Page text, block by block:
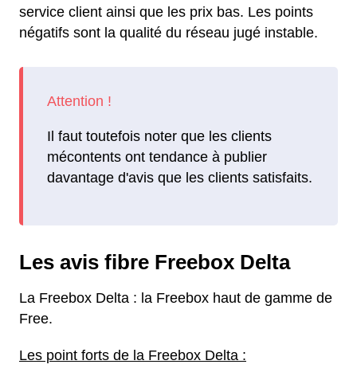
service client ainsi que les prix bas. Les points
négatifs sont la qualité du réseau jugé instable.
Il faut toutefois noter que les clients
mécontents ont tendance à publier
davantage d'avis que les clients satisfaits.
Les avis fibre Freebox Delta
La Freebox Delta : la Freebox haut de gamme de
Free.
Les point forts de la Freebox Delta :